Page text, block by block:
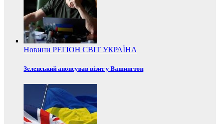
Новини РЕГІОН СВІТ УКРАЇНА
Зеленський анонсував візит у Вашингтон